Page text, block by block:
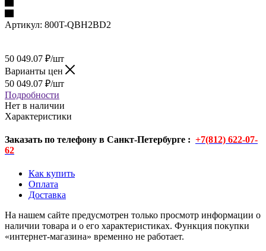
Артикул: 800T-QBH2BD2
50 049.07 ₽/шт
Варианты цен
50 049.07 ₽/шт
Подробности
Нет в наличии
Характеристики
Заказать по телефону в Санкт-Петербурге : +7(812) 622-07-
62
Как купить
Оплата
Доставка
На нашем сайте предусмотрен только просмотр информации о
наличии товара и о его характеристиках. Функция покупки
«интернет-магазина» временно не работает.